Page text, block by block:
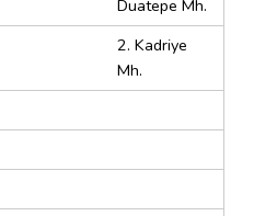
Duatepe Mh.
2. Kadriye
Mh.